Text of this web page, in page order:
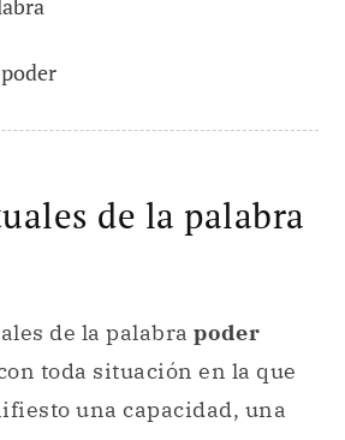
de la palabra
de la palabra poder
toda situación en la que
una capacidad, una